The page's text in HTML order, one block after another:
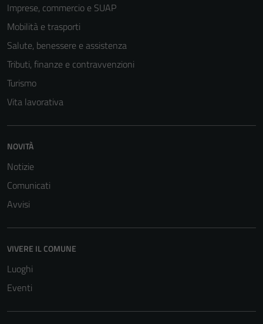
Imprese, commercio e SUAP
Mobilità e trasporti
Salute, benessere e assistenza
Tributi, finanze e contravvenzioni
Turismo
Vita lavorativa
NOVITÀ
Notizie
Comunicati
Avvisi
VIVERE IL COMUNE
Luoghi
Eventi
non raccolgono